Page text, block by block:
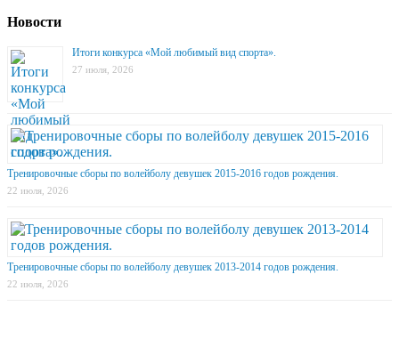
Новости
Итоги конкурса «Мой любимый вид спорта».
27 июля, 2026
Тренировочные сборы по волейболу девушек 2015-2016 годов рождения.
22 июля, 2026
Тренировочные сборы по волейболу девушек 2013-2014 годов рождения.
22 июля, 2026